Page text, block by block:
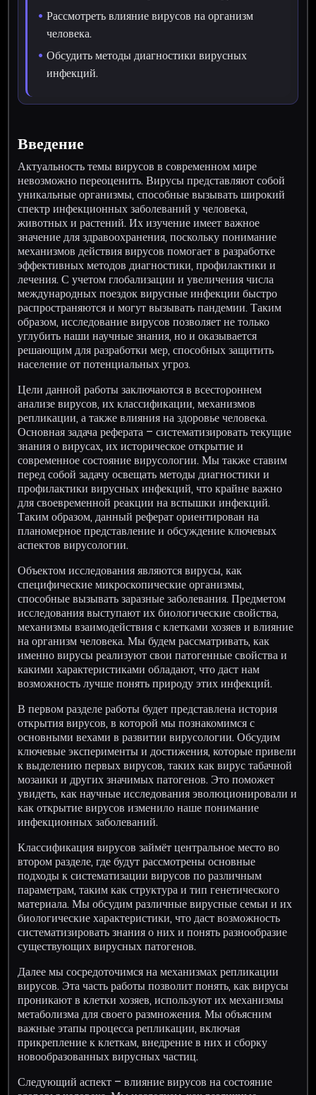
Рассмотреть влияние вирусов на организм
человека.
Обсудить методы диагностики вирусных
инфекций.
Введение
Актуальность темы вирусов в современном мире
невозможно переоценить. Вирусы представляют собой
уникальные организмы, способные вызывать широкий
спектр инфекционных заболеваний у человека,
животных и растений. Их изучение имеет важное
значение для здравоохранения, поскольку понимание
механизмов действия вирусов помогает в разработке
эффективных методов диагностики, профилактики и
лечения. С учетом глобализации и увеличения числа
международных поездок вирусные инфекции быстро
распространяются и могут вызывать пандемии. Таким
образом, исследование вирусов позволяет не только
углубить наши научные знания, но и оказывается
решающим для разработки мер, способных защитить
население от потенциальных угроз.
Цели данной работы заключаются в всестороннем
анализе вирусов, их классификации, механизмов
репликации, а также влияния на здоровье человека.
Основная задача реферата – систематизировать текущие
знания о вирусах, их историческое открытие и
современное состояние вирусологии. Мы также ставим
перед собой задачу освещать методы диагностики и
профилактики вирусных инфекций, что крайне важно
для своевременной реакции на вспышки инфекций.
Таким образом, данный реферат ориентирован на
планомерное представление и обсуждение ключевых
аспектов вирусологии.
Объектом исследования являются вирусы, как
специфические микроскопические организмы,
способные вызывать заразные заболевания. Предметом
исследования выступают их биологические свойства,
механизмы взаимодействия с клетками хозяев и влияние
на организм человека. Мы будем рассматривать, как
именно вирусы реализуют свои патогенные свойства и
какими характеристиками обладают, что даст нам
возможность лучше понять природу этих инфекций.
В первом разделе работы будет представлена история
открытия вирусов, в которой мы познакомимся с
основными вехами в развитии вирусологии. Обсудим
ключевые эксперименты и достижения, которые привели
к выделению первых вирусов, таких как вирус табачной
мозаики и других значимых патогенов. Это поможет
увидеть, как научные исследования эволюционировали и
как открытие вирусов изменило наше понимание
инфекционных заболеваний.
Классификация вирусов займёт центральное место во
втором разделе, где будут рассмотрены основные
подходы к систематизации вирусов по различным
параметрам, таким как структура и тип генетического
материала. Мы обсудим различные вирусные семьи и их
биологические характеристики, что даст возможность
систематизировать знания о них и понять разнообразие
существующих вирусных патогенов.
Далее мы сосредоточимся на механизмах репликации
вирусов. Эта часть работы позволит понять, как вирусы
проникают в клетки хозяев, используют их механизмы
метаболизма для своего размножения. Мы объясним
важные этапы процесса репликации, включая
прикрепление к клеткам, внедрение в них и сборку
новообразованных вирусных частиц.
Следующий аспект – влияние вирусов на состояние